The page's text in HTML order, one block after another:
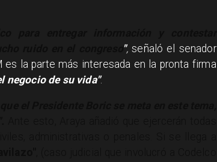
para entregar información y contestar
", señaló el senador
la parte más interesada en la pronta firma
negocio de su vida".
el Presidente Boric se meta en este tema,